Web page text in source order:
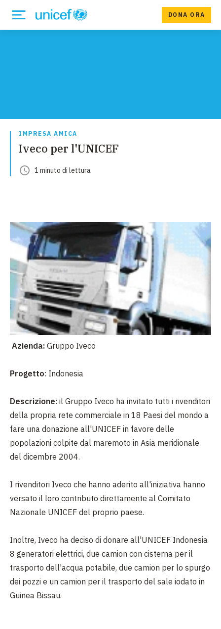
DONA ORA
IMPRESA AMICA
Iveco per l'UNICEF
1 minuto di lettura
Azienda: Gruppo Iveco
Progetto: Indonesia
Descrizione: il Gruppo Iveco ha invitato tutti i rivenditori
della propria rete commerciale in 18 Paesi del mondo a
fare una donazione all'UNICEF in favore delle
popolazioni colpite dal maremoto in Asia meridionale
del dicembre 2004.
I rivenditori Iveco che hanno aderito all'iniziativa hanno
versato il loro contributo direttamente al Comitato
Nazionale UNICEF del proprio paese.
Inoltre, Iveco ha deciso di donare all'UNICEF Indonesia
8 generatori elettrici, due camion con cisterna per il
trasporto dell'acqua potabile, due camion per lo spurgo
dei pozzi e un camion per il trasporto del sale iodato in
Guinea Bissau.